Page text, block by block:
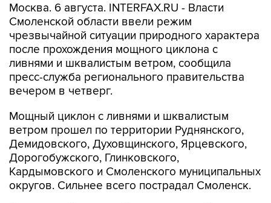
Москва. 6 августа. INTERFAX.RU - Власти
Смоленской области ввели режим
чрезвычайной ситуации природного характера
после прохождения мощного циклона с
ливнями и шквалистым ветром, сообщила
пресс-служба регионального правительства
вечером в четверг.
Мощный циклон с ливнями и шквалистым
ветром прошел по территории Руднянского,
Демидовского, Духовщинского, Ярцевского,
Дорогобужского, Глинковского,
Кардымовского и Смоленского муниципальных
округов. Сильнее всего пострадал Смоленск.